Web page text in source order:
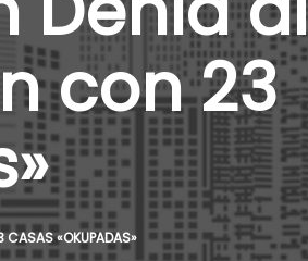
con 23
CASAS «OKUPADAS»